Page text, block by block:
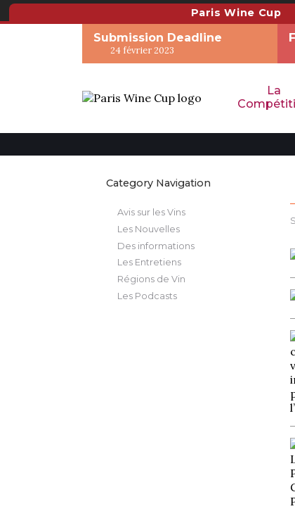
Paris Wine Cup
Submission Deadline
24 février 2023
La
Category Navigation
Avis sur les Vins
Les Nouvelles
Des informations
Les Entretiens
Régions de Vin
Les Podcasts